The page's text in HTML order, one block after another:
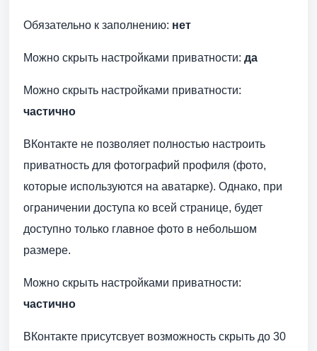
Обязательно к заполнению: нет
Можно скрыть настройками приватности: да
Можно скрыть настройками приватности:
частично
ВКонтакте не позволяет полностью настроить
приватность для фотографий профиля (фото,
которые используются на аватарке). Однако, при
ограничении доступа ко всей странице, будет
доступно только главное фото в небольшом
размере.
Можно скрыть настройками приватности:
частично
ВКонтакте присутсвует возможность скрыть до 30